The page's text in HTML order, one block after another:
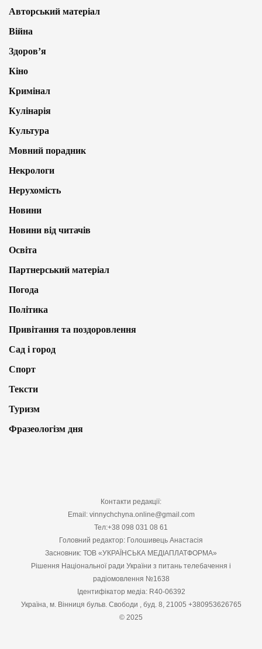
Авторський матеріал
Війна
Здоров’я
Кіно
Кримінал
Кулінарія
Культура
Мовний порадник
Некрологи
Нерухомість
Новини
Новини від читачів
Освіта
Партнерський матеріал
Погода
Політика
Привітання та поздоровлення
Сад і город
Спорт
Тексти
Туризм
Фразеологізм дня
Контакти редакції:
Email: vinnychchyna.online@gmail.com
Тел:+38 098 031 08 61
Головний редактор: Голошивець Анастасія
Засновник: ТОВ «УКРАЇНСЬКА МЕДІАПЛАТФОРМА»
Рішення Національної ради України з питань телебачення і
радіомовлення №1638
Ідентифікатор медіа: R40-06392
Україна, м. Вінниця бульв. Свободи , буд. 8, 21005 +380953626765
© 2025